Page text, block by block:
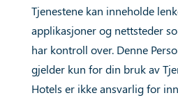
Tjenestene kan inneholde
applikasjoner og nettsteder
har kontroll over. Denne
gjelder kun for din bruk av
Hotels er ikke ansvarlig for